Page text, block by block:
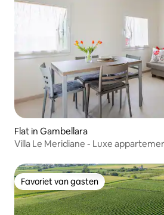
Flat in Gambellara
Villa Le Meridiane - Luxe
Favoriet van gasten
Favoriet van gasten